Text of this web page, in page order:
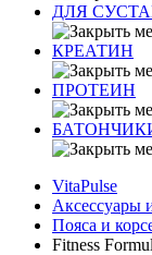
ДЛЯ
КРЕАТИН
ПРОТЕИН
VitaPulse
Аксессуары
Пояса и
Fitness